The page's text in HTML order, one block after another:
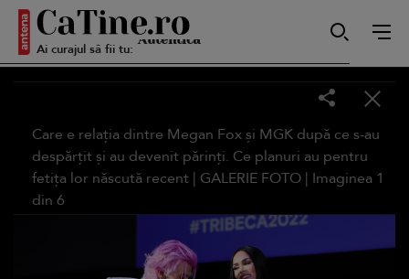
Ai curajul să fii tu:
Smart
Sensibilă
Care e relația dintre Megan Fox și MGK după ce s-au
despărțit și au devenit părinți. Ce planuri au pentru
fetița lor născută recent | GALERIE FOTO | Imaginea 1
din 6